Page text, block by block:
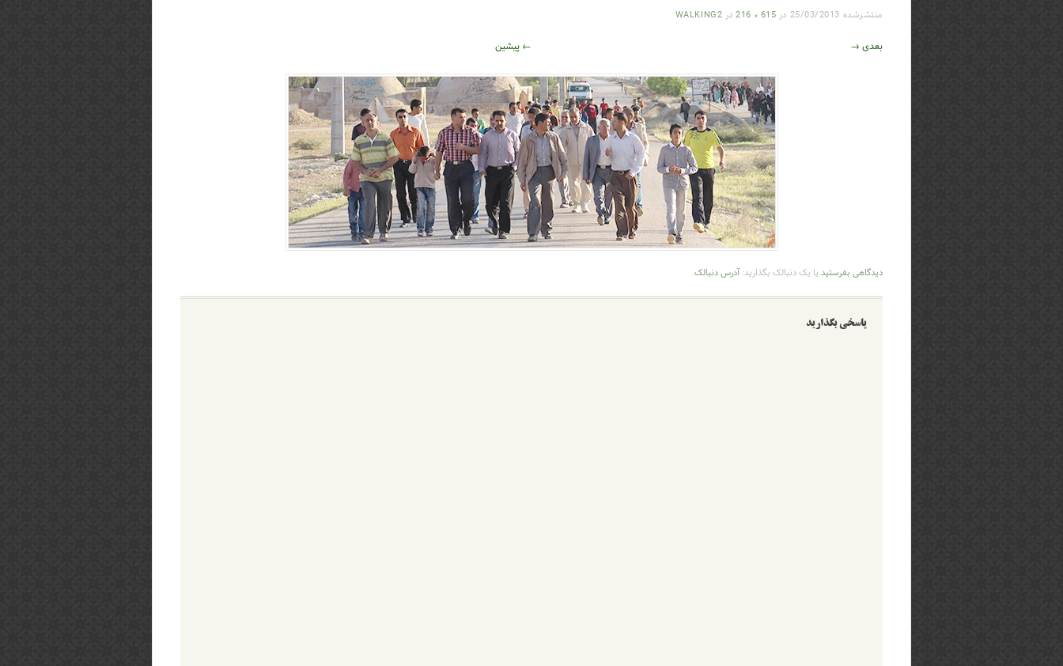
منتشرشده 25/03/2013 در 615 × 216 در WALKING2
← پیشین بعدی →
دیدگاهی بفرستید یا یک دنبالک بگذارید:آدرس دنبالک.
پاسخی بگذارید